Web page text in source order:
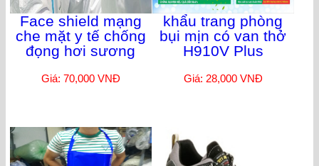
Face shield mạng
che mặt y tế chống
đọng hơi sương
Giá: 70,000 VNĐ
khẩu trang phòng
bụi mịn có van thở
H910V Plus
Giá: 28,000 VNĐ